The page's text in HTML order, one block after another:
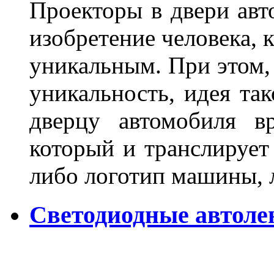
Проекторы в двери
изобретение человека,
уникальным. При этом,
уникальность, идея
дверцу автомобиля
который и
либо логотип машины,
Светодиодные